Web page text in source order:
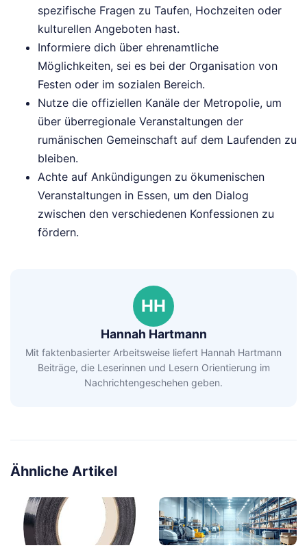
spezifische Fragen zu Taufen, Hochzeiten oder
kulturellen Angeboten hast.
Informiere dich über ehrenamtliche
Möglichkeiten, sei es bei der Organisation von
Festen oder im sozialen Bereich.
Nutze die offiziellen Kanäle der Metropolie, um
über überregionale Veranstaltungen der
rumänischen Gemeinschaft auf dem Laufenden zu
bleiben.
Achte auf Ankündigungen zu ökumenischen
Veranstaltungen in Essen, um den Dialog
zwischen den verschiedenen Konfessionen zu
fördern.
HH
Hannah Hartmann
Mit faktenbasierter Arbeitsweise liefert Hannah Hartmann
Beiträge, die Leserinnen und Lesern Orientierung im
Nachrichtengeschehen geben.
Ähnliche Artikel